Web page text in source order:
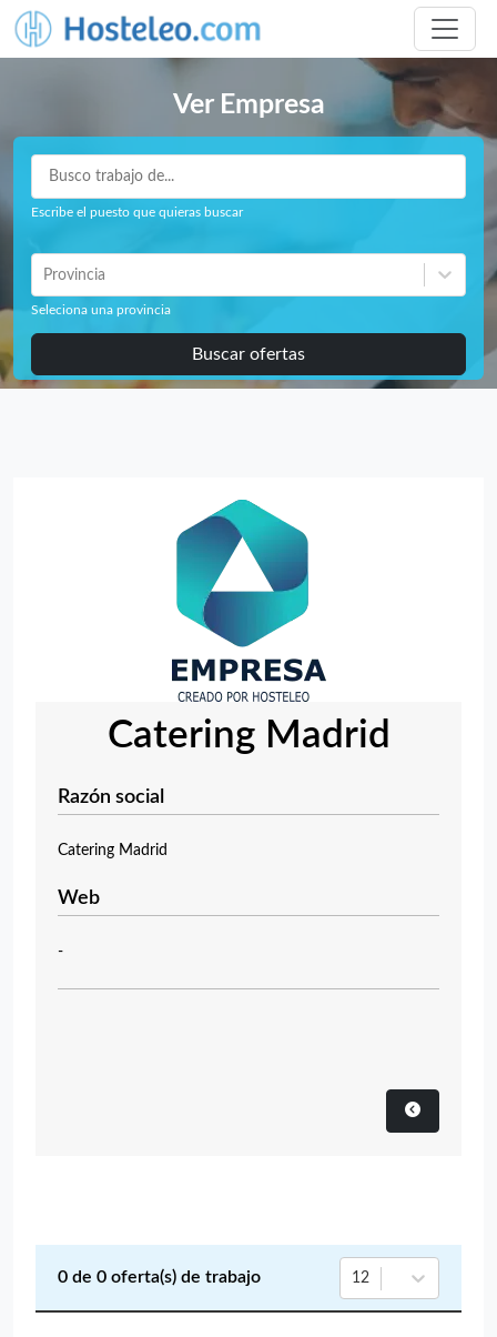
Ver Empresa
Escribe el puesto que quieras buscar
Provincia
Seleciona una provincia
Buscar ofertas
Catering Madrid
Razón social
Catering Madrid
Web
-
0 de 0 oferta(s) de trabajo 12